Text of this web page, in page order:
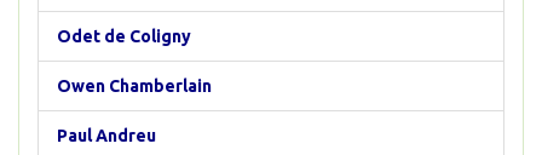
Odet de Coligny
Owen Chamberlain
Paul Andreu